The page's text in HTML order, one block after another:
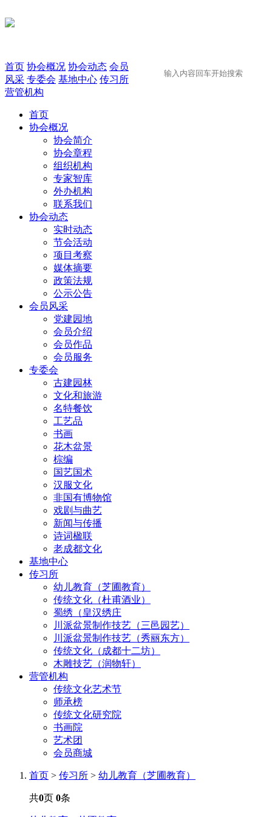
首页 协会概况 协会动态 会员
风采 专委会 基地中心 传习所
营管机构
首页
协会概况
协会简介
协会章程
组织机构
专家智库
外办机构
联系我们
协会动态
实时动态
节会活动
项目考察
媒体摘要
政策法规
公示公告
会员风采
党建园地
会员介绍
会员作品
会员服务
专委会
古建园林
文化和旅游
名特餐饮
工艺品
书画
花木盆景
棕编
国艺国术
汉服文化
非国有博物馆
戏剧与曲艺
新闻与传播
诗词楹联
老成都文化
基地中心
传习所
幼儿教育（芝圃教育）
传统文化（杜甫酒业）
蜀绣（皇汉绣庄
川派盆景制作技艺（三邑园艺）
川派盆景制作技艺（秀丽东方）
传统文化（成都十二坊）
木雕技艺（润物轩）
营管机构
传统文化艺术节
师承榜
传统文化研究院
书画院
艺术团
会员商城
首页 > 传习所 > 幼儿教育（芝圃教育）
共0页 0条